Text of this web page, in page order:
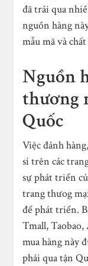
đã trải qua
nguồn hàng
mẫu mã và
Nguồn
thương
Quốc
Việc đánh
sỉ trên các
sự phát triển
trang thưog
để phát triển.
Tmall,
mua hàng này
phải qua tận